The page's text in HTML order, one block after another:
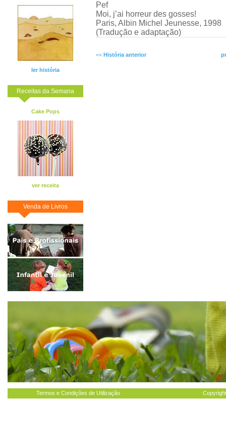
ler história
Receitas da Semana
Cake Pops
ver receita
Venda de Livros
Pef
Moi, j’ai horreur des gosses!
Paris, Albin Michel Jeunesse, 1998
(Tradução e adaptação)
<< História anterior
Termos e Condições de Utilização